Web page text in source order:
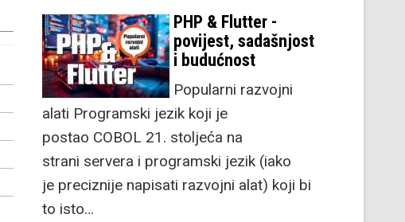
PHP & Flutter -
povijest, sadašnjost
i budućnost
Popularni razvojni
alati Programski jezik koji je
postao COBOL 21. stoljeća na
strani servera i programski jezik (iako
je preciznije napisati razvojni alat) koji bi
to isto…